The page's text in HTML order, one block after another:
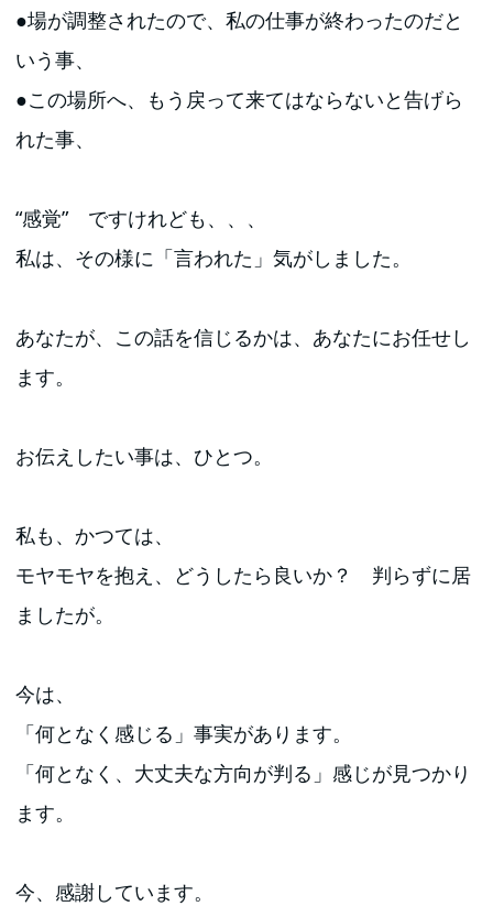
●場が調整されたので、私の仕事が終わったのだと
いう事、
●この場所へ、もう戻って来てはならないと告げら
れた事、
“感覚” ですけれども、、、
私は、その様に「言われた」気がしました。
あなたが、この話を信じるかは、あなたにお任せし
ます。
お伝えしたい事は、ひとつ。
私も、かつては、
モヤモヤを抱え、どうしたら良いか？ 判らずに居
ましたが。
今は、
「何となく感じる」事実があります。
「何となく、大丈夫な方向が判る」感じが見つかり
ます。
今、感謝しています。